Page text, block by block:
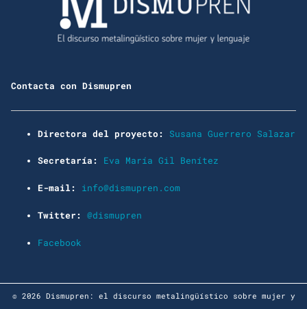
Contacta con Dismupren
Directora del proyecto: Susana Guerrero Salazar
Secretaría: Eva María Gil Benítez
E-mail: info@dismupren.com
Twitter: @dismupren
Facebook
© 2026 Dismupren: el discurso metalingüístico sobre mujer y